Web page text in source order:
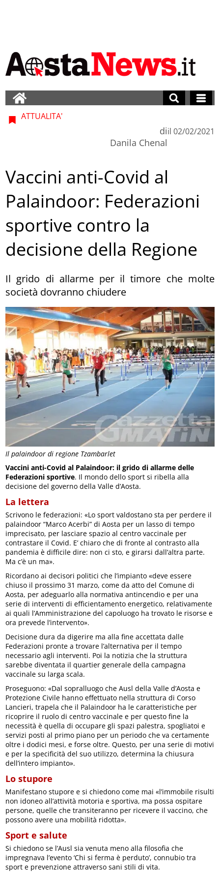
Il palaindoor di regione Tzambarlet
ATTUALITA'
di
Danila Chenal
il 02/02/2021
Vaccini anti-Covid al
Palaindoor: Federazioni
sportive contro la
decisione della Regione
Il grido di allarme per il timore che molte
società dovranno chiudere
Vaccini anti-Covid al Palaindoor: il grido di allarme delle
Federazioni sportive. Il mondo dello sport si ribella alla
decisione del governo della Valle d’Aosta.
La lettera
Scrivono le federazioni: «Lo sport valdostano sta per perdere il
palaindoor “Marco Acerbi” di Aosta per un lasso di tempo
imprecisato, per lasciare spazio al centro vaccinale per
contrastare il Covid. E’ chiaro che di fronte al contrasto alla
pandemia è difficile dire: non ci sto, e girarsi dall’altra parte.
Ma c’è un ma».
Ricordano ai decisori politici che l’impianto «deve essere
chiuso il prossimo 31 marzo, come da atto del Comune di
Aosta, per adeguarlo alla normativa antincendio e per una
serie di interventi di efficientamento energetico, relativamente
ai quali l’Amministrazione del capoluogo ha trovato le risorse e
ora prevede l’intervento».
Decisione dura da digerire ma alla fine accettata dalle
Federazioni pronte a trovare l’alternativa per il tempo
necessario agli interventi. Poi la notizia che la struttura
sarebbe diventata il quartier generale della campagna
vaccinale su larga scala.
Proseguono: «Dal sopralluogo che Ausl della Valle d’Aosta e
Protezione Civile hanno effettuato nella struttura di Corso
Lancieri, trapela che il Palaindoor ha le caratteristiche per
ricoprire il ruolo di centro vaccinale e per questo fine la
necessità è quella di occupare gli spazi palestra, spogliatoi e
servizi posti al primo piano per un periodo che va certamente
oltre i dodici mesi, e forse oltre. Questo, per una serie di motivi
e per la specificità del suo utilizzo, determina la chiusura
dell’intero impianto».
Lo stupore
Manifestano stupore e si chiedono come mai «l’immobile risulti
non idoneo all’attività motoria e sportiva, ma possa ospitare
persone, quelle che transiteranno per ricevere il vaccino, che
possono avere una mobilità ridotta».
Sport e salute
Si chiedono se l’Ausl sia venuta meno alla filosofia che
impregnava l’evento ‘Chi si ferma è perduto’, connubio tra
sport e prevenzione attraverso sani stili di vita.